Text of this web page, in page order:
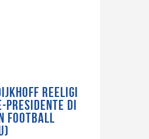
REELIGI
PRESIDENTE DI
FOOTBALL